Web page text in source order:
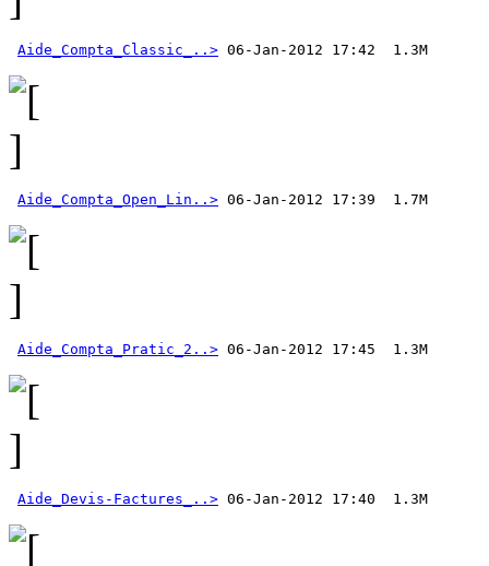
Aide_Compta_Classic_..>
Aide_Compta_Open_Lin..>
Aide_Compta_Pratic_2..>
Aide_Devis-Factures_..>